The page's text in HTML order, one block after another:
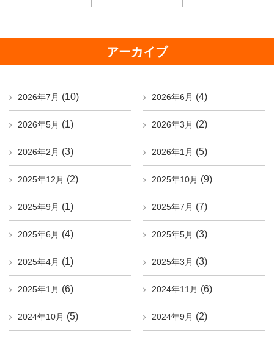
アーカイブ
2026年7月 (10) 2026年6月 (4)
2026年5月 (1) 2026年3月 (2)
2026年2月 (3) 2026年1月 (5)
2025年12月 (2) 2025年10月 (9)
2025年9月 (1) 2025年7月 (7)
2025年6月 (4) 2025年5月 (3)
2025年4月 (1) 2025年3月 (3)
2025年1月 (6) 2024年11月 (6)
2024年10月 (5) 2024年9月 (2)